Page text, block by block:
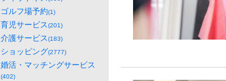
ゴルフ場予約(1)
育児サービス(201)
介護サービス(183)
ショッピング(2777)
婚活・マッチングサービス
(402)